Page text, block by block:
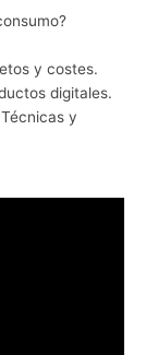
y costes.
digitales.
y